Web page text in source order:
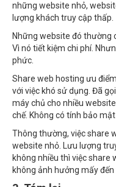
những website nhỏ,
lượng khách truy cập thấp.
Những website đó thường
Vì nó tiết kiệm chi phí.
phức.
Share web hosting ưu
với việc khó sử dụng. Đã
máy chủ cho nhiều
chế. Không có tính bảo
Thông thường, việc share
website nhỏ. Lưu lượng
không nhiều thì việc share
không ảnh hưởng mấy